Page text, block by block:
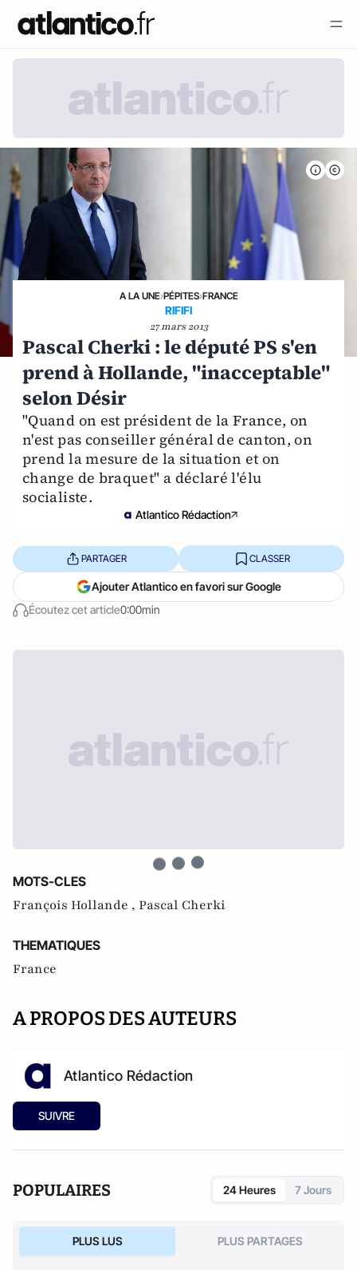
A LA UNE›PÉPITES›FRANCE
RIFIFI
27 mars 2013
Pascal Cherki : le député PS s'en
prend à Hollande, "inacceptable"
selon Désir
"Quand on est président de la France, on
n'est pas conseiller général de canton, on
prend la mesure de la situation et on
change de braquet" a déclaré l'élu
socialiste.
Atlantico Rédaction
Écoutez cet article0:00min
PARTAGER CLASSER
Ajouter Atlantico en favori sur Google
MOTS-CLES
François Hollande , Pascal Cherki
THEMATIQUES
France
A PROPOS DES AUTEURS
Atlantico Rédaction
SUIVRE
POPULAIRES 24 Heures 7 Jours
PLUS LUS PLUS PARTAGES